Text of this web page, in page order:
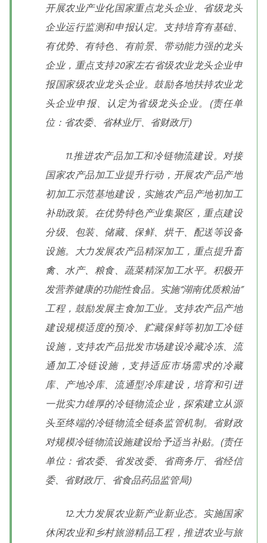
开展农业产业化国家重点龙头企业、省级龙头
企业运行监测和申报认定。支持培育有基础、
有优势、有特色、有前景、带动能力强的龙头
企业，重点支持20家左右省级农业龙头企业申
报国家级农业龙头企业。鼓励各地扶持农业龙
头企业申报、认定为省级龙头企业。(责任单
位：省农委、省林业厅、省财政厅)
11.推进农产品加工和冷链物流建设。对接
国家农产品加工业提升行动，开展农产品产地
初加工示范基地建设，实施农产品产地初加工
补助政策。在优势特色产业集聚区，重点建设
分级、包装、储藏、保鲜、烘干、配送等设备
设施。大力发展农产品精深加工，重点提升畜
禽、水产、粮食、蔬菜精深加工水平。积极开
发营养健康的功能性食品。实施“湖南优质粮油”
工程，鼓励发展主食加工业。支持农产品产地
建设规模适度的预冷、贮藏保鲜等初加工冷链
设施，支持农产品批发市场建设冷藏冷冻、流
通加工冷链设施，支持适应市场需求的冷藏
库、产地冷库、流通型冷库建设，培育和引进
一批实力雄厚的冷链物流企业，探索建立从源
头至终端的冷链物流全链条监管机制。省财政
对规模冷链物流设施建设给予适当补贴。(责任
单位：省农委、省发改委、省商务厅、省经信
委、省财政厅、省食品药品监管局)
12.大力发展农业新产业新业态。实施国家
休闲农业和乡村旅游精品工程，推进农业与旅